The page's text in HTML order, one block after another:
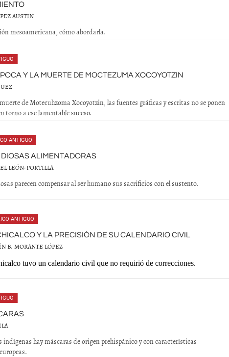
AUSTIN
mesoamericana, cómo abordarla.
Y LA MUERTE DE MOCTEZUMA XOCOYOTZIN
de Motecuhzoma Xocoyotzin, las fuentes gráficas y escritas no se ponen
torno a ese lamentable suceso.
ANTIGUO
DIOSAS ALIMENTADORAS
LEÓN-PORTILLA
parecen compensar al ser humano sus sacrificios con el sustento.
ANTIGUO
Y LA PRECISIÓN DE SU CALENDARIO CIVIL
B. MORANTE LÓPEZ
tuvo un calendario civil que no requirió de correcciones.
indígenas hay máscaras de origen prehispánico y con características